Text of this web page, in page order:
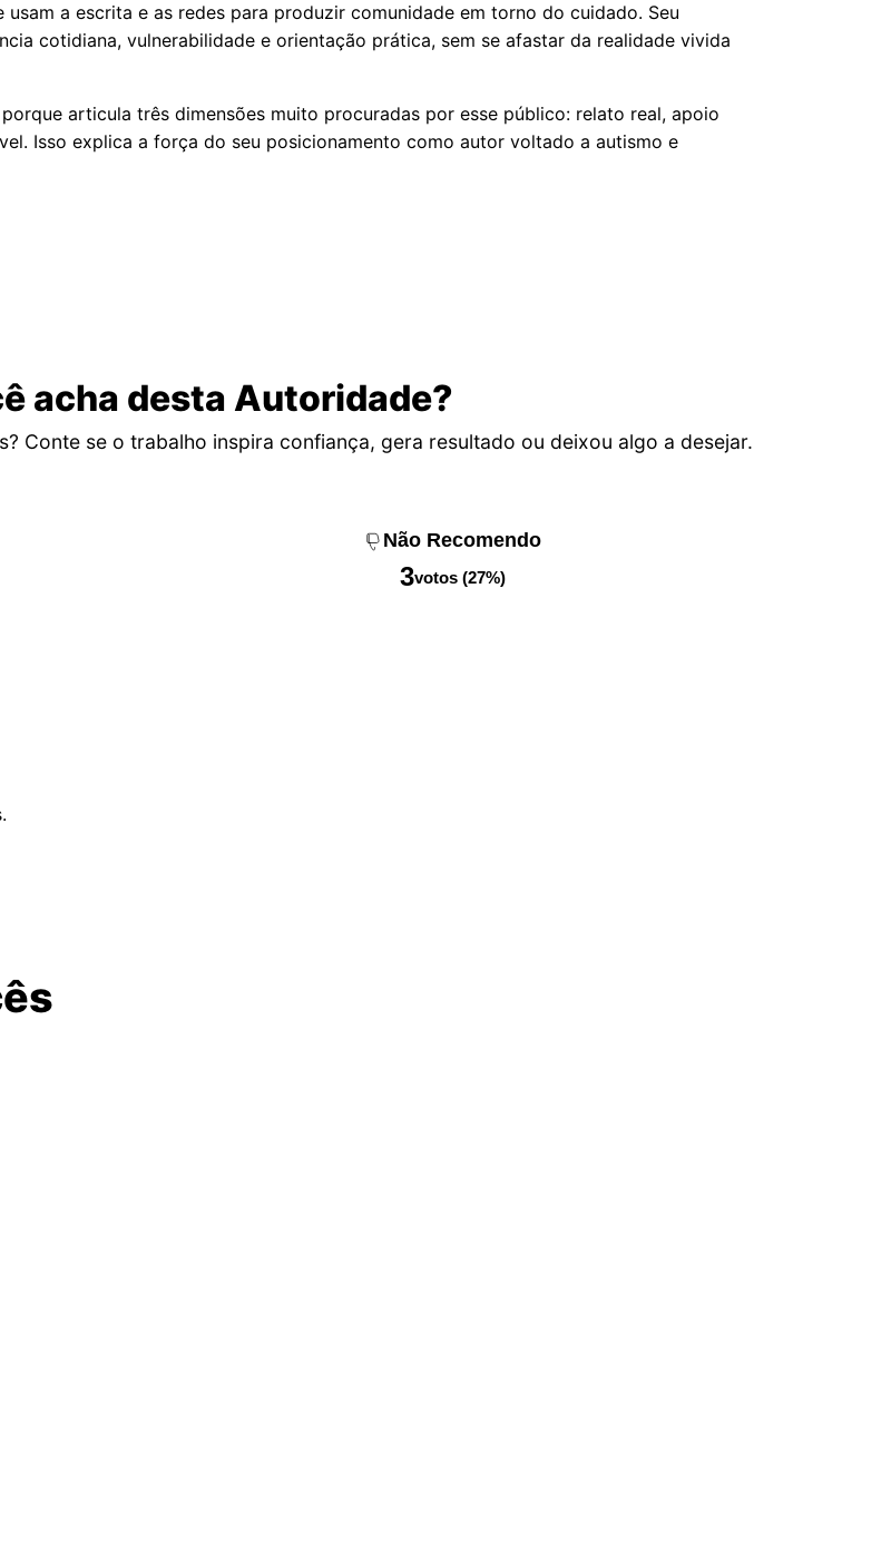
a escrita e as redes para produzir comunidade em torno do cuidado. Seu
cotidiana, vulnerabilidade e orientação prática, sem se afastar da realidade vivida
articula três dimensões muito procuradas por esse público: relato real, apoio
Isso explica a força do seu posicionamento como autor voltado a autismo e
acha desta Autoridade?
Conte se o trabalho inspira confiança, gera resultado ou deixou algo a desejar.
Não Recomendo
3votos (27%)